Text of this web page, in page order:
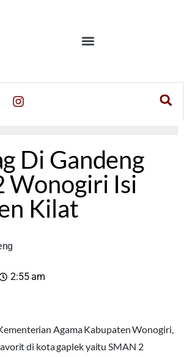
Di Gandeng
Wonogiri Isi
Kilat
2:55 am
Agama Kabupaten Wonogiri,
di kota gaplek yaitu SMAN 2